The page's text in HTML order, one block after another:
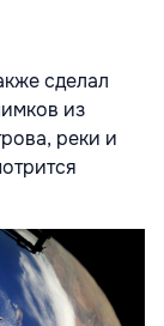
сделал
из
реки и